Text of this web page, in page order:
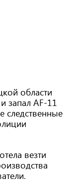
области
запал AF-11
следственные
везти